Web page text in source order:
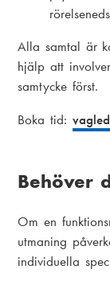
Alla samtal är
hjälp att
samtycke först.
Boka tid:
Behöver
Om en
utmaning
individuella